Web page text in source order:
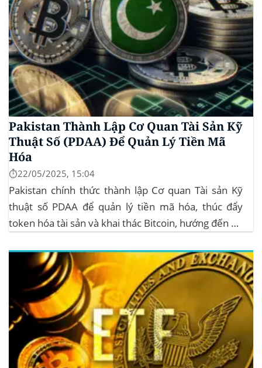
Pakistan Thành Lập Cơ Quan Tài Sản Kỹ
Thuật Số (PDAA) Để Quản Lý Tiền Mã
Hóa
⏱️22/05/2025, 15:04
Pakistan chính thức thành lập Cơ quan Tài sản Kỹ
thuật số PDAA để quản lý tiền mã hóa, thúc đẩy
token hóa tài sản và khai thác Bitcoin, hướng đến hệ
dài hạn cho giá Ripple: giảmPhân tích chỉ...